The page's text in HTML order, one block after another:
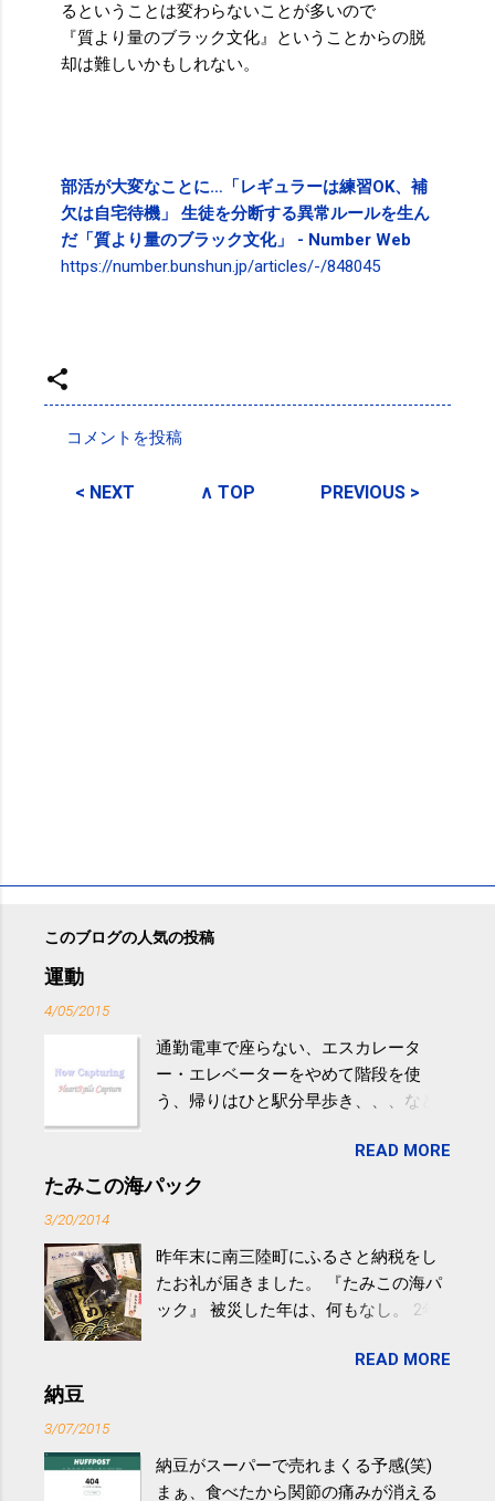
るということは変わらないことが多いので
『質より量のブラック文化』ということからの脱
却は難しいかもしれない。
部活が大変なことに…「レギュラーは練習OK、補
欠は自宅待機」 生徒を分断する異常ルールを生ん
だ「質より量のブラック文化」 - Number Web
https://number.bunshun.jp/articles/-/848045
メ
コメントを投稿
< NEXT ∧ TOP PREVIOUS >
このブログの人気の投稿
運動
4/05/2015
通勤電車で座らない、エスカレータ
ー・エレベーターをやめて階段を使
う、帰りはひと駅分早歩き、、、など
やすい。 スポーツウェア・シューズで
するものだけが運動ではない。 食べ
けると改善する、との結果を筑波大の
研究チームが発表した。改善が期待で
きるのは、過度の飲酒が原因ではない
減らなくても効果があるという。 正田
波大「減量しなくても効果」 - ニュー
READ MORE
たみこの海パック
3/20/2014
昨年末に南三陸町にふるさと納税をし
たお礼が届きました。 『たみこの海パ
ック』 被災した年は、何もなし。 2年
が『たみこの海パック』。 ボランティ
全く考えていなかったので、貰えると
少しづつ復興してる感が伝わってきて
READ MORE
納豆
3/07/2015
納豆がスーパーで売れまくる予感(笑)
まぁ、食べたから関節の痛みが消える